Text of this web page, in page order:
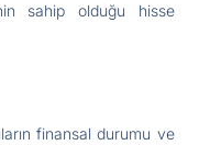
sahip olduğu hisse
finansal durumu ve